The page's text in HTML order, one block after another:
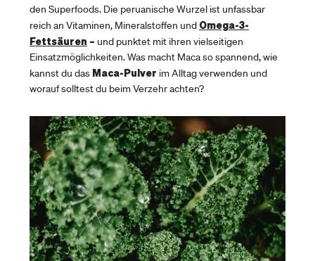
den Superfoods. Die peruanische Wurzel ist unfassbar
reich an Vitaminen, Mineralstoffen und Omega-3-
Fettsäuren – und punktet mit ihren vielseitigen
Einsatzmöglichkeiten. Was macht Maca so spannend, wie
kannst du das Maca-Pulver im Alltag verwenden und
worauf solltest du beim Verzehr achten?